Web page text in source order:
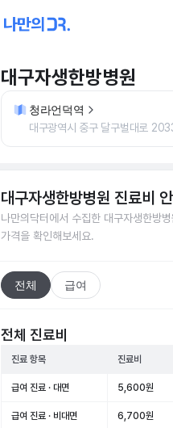
대구자생한방병원
청라언덕역
대구광역시 중구 달구벌대로
대구자생한방병원 진료비
나만의닥터에서 수집한 대구자생한방병
가격을 확인해보세요.
전체 급여
전체 진료비
진료 항목 진료비
급여 진료 · 대면 5,600원
급여 진료 · 비대면 6,700원